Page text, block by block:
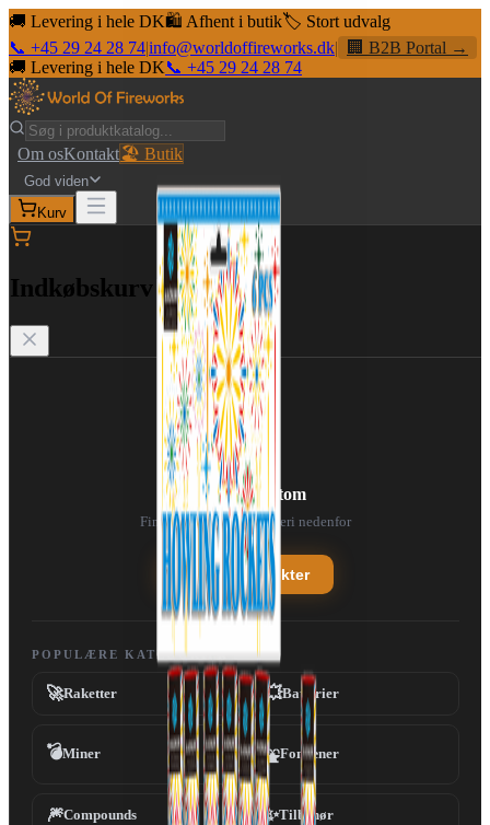
🚚 Levering i hele DK🛍️ Afhent i butik🏷️ Stort udvalg
📞 +45 29 24 28 74|info@worldoffireworks.dk|
🏢 B2B Portal →
🚚 Levering i hele DK📞 +45 29 24 28 74
Om osKontakt🏖️ Butik
God viden
Kurv
Indkøbskurv
🛒
Din kurv er tom
Find noget fedt fyrværkeri nedenfor
Se alle produkter
POPULÆRE KATEGORIER
🚀Raketter 💥Batterier
💣Miner ⛲Fontæner
🎆Compounds ✨Tilbehør